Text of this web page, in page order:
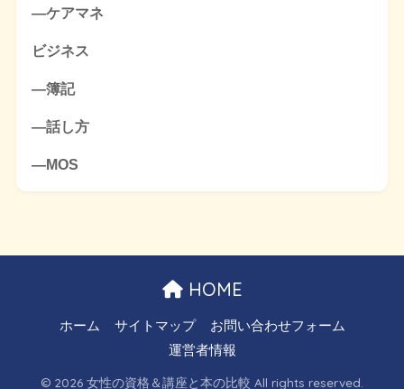
―ケアマネ
ビジネス
―簿記
―話し方
―MOS
HOME
ホーム サイトマップ
お問い合わせフォーム
運営者情報
© 2026 女性の資格＆講座と本の比較 All rights reserved.